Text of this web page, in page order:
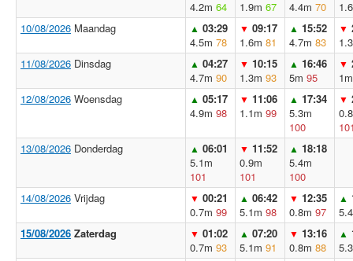
4.2m 64
1.9m 67
4.4m 70
10/08/2026 Maandag ▲ 03:29
4.5m 78
▼ 09:17
1.6m 81
▲ 15:52
4.7m 83
▼
11/08/2026 Dinsdag ▲ 04:27
4.7m 90
▼ 10:15
1.3m 93
▲ 16:46
5m 95
▼
1m
12/08/2026 Woensdag ▲ 05:17
4.9m 98
▼ 11:06
1.1m 99
▲ 17:34
5.3m
100
▼
13/08/2026 Donderdag ▲ 06:01
5.1m
101
▼ 11:52
0.9m
101
▲ 18:18
5.4m
100
14/08/2026 Vrijdag ▼ 00:21
0.7m 99
▲ 06:42
5.1m 98
▼ 12:35
0.8m 97
▲
15/08/2026 Zaterdag ▼ 01:02
0.7m 93
▲ 07:20
5.1m 91
▼ 13:16
0.8m 88
▲